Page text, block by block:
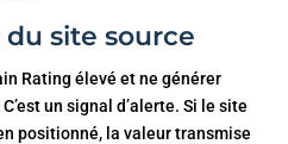
site source
Rating élevé et ne générer
un signal d’alerte. Si le site
positionné, la valeur transmise